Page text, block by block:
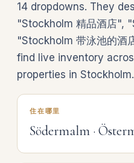
14 dropdowns. They
"Stockholm 精品酒店",
"Stockholm 带泳池的
find live inventory
properties in Stockholm.
住在哪里
Södermalm ·